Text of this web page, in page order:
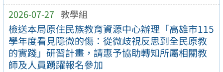
2026-07-27 教學組
檢送本局原住民族教育資源中心辦理「高雄市115
學年度看見隱微的傷：從微歧視反思到全民原教
的實踐」研習計畫，請惠予協助轉知所屬相關教
師及人員踴躍報名參加